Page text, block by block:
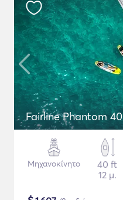
Fairline Phantom 40
Μηχανοκίνητο
40 ft
12 μ.